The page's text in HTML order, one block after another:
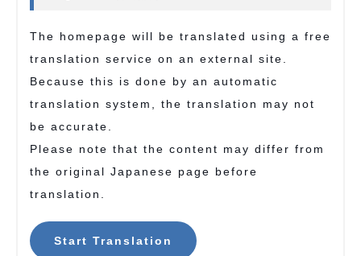
The homepage will be translated using a free
translation service on an external site.
Because this is done by an automatic
translation system, the translation may not
be accurate.
Please note that the content may differ from
the original Japanese page before
translation.
Start Translation